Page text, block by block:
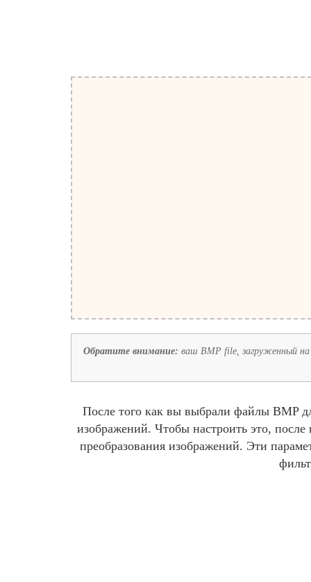
Обратите внимание: ваш BMP file, загруженный на
После того как вы выбрали файлы BMP
изображений. Чтобы настроить это,
преобразования изображений. Эти